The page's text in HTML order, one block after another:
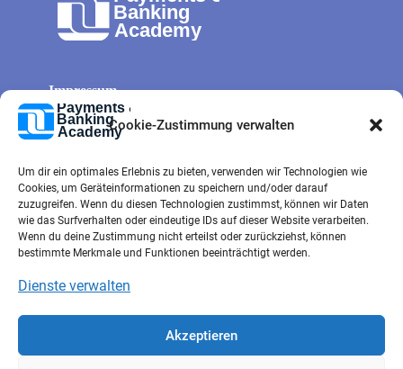
Cookie-Zustimmung verwalten
Um dir ein optimales Erlebnis zu bieten, verwenden wir Technologien wie
Cookies, um Geräteinformationen zu speichern und/oder darauf
zuzugreifen. Wenn du diesen Technologien zustimmst, können wir Daten
wie das Surfverhalten oder eindeutige IDs auf dieser Website verarbeiten.
Wenn du deine Zustimmung nicht erteilst oder zurückziehst, können
bestimmte Merkmale und Funktionen beeinträchtigt werden.
Dienste verwalten
Akzeptieren
Impressum
Allg. Geschäftsbedingungen
Cookie-Richtlinie
Datenschutz
Kontaktformular
e-mail